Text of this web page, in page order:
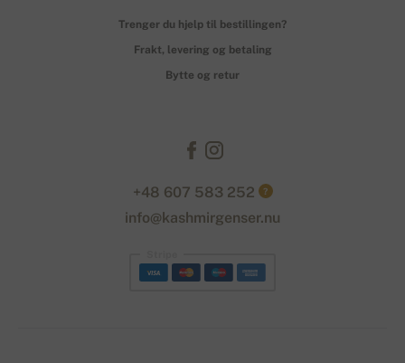
Trenger du hjelp til bestillingen?
Frakt, levering og betaling
Bytte og retur
+48 607 583 252 ?
info@kashmirgenser.nu